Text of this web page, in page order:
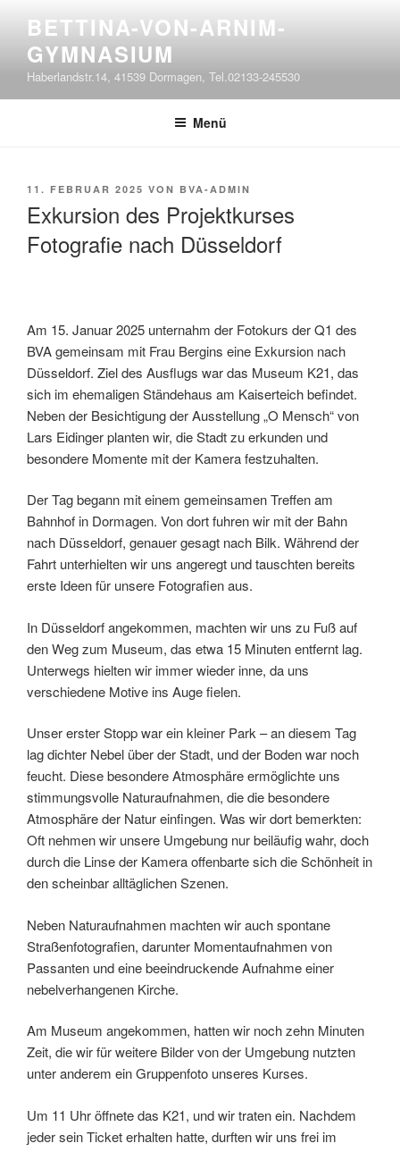
springen
BETTINA-VON-ARNIM-
GYMNASIUM
Haberlandstr.14, 41539 Dormagen, Tel.02133-245530
Menü
VERÖFFENTLICHT
11. FEBRUAR 2025 VON BVA-ADMIN
Exkursion des Projektkurses
Fotografie nach Düsseldorf
Am 15. Januar 2025 unternahm der Fotokurs der Q1 des
BVA gemeinsam mit Frau Bergins eine Exkursion nach
Düsseldorf. Ziel des Ausﬂugs war das Museum K21, das
sich im ehemaligen Ständehaus am Kaiserteich beﬁndet.
Neben der Besichtigung der Ausstellung „O Mensch“ von
Lars Eidinger planten wir, die Stadt zu erkunden und
besondere Momente mit der Kamera festzuhalten.
Der Tag begann mit einem gemeinsamen Treffen am
Bahnhof in Dormagen. Von dort fuhren wir mit der Bahn
nach Düsseldorf, genauer gesagt nach Bilk. Während der
Fahrt unterhielten wir uns angeregt und tauschten bereits
erste Ideen für unsere Fotograﬁen aus.
In Düsseldorf angekommen, machten wir uns zu Fuß auf
den Weg zum Museum, das etwa 15 Minuten entfernt lag.
Unterwegs hielten wir immer wieder inne, da uns
verschiedene Motive ins Auge ﬁelen.
Unser erster Stopp war ein kleiner Park – an diesem Tag
lag dichter Nebel über der Stadt, und der Boden war noch
feucht. Diese besondere Atmosphäre ermöglichte uns
stimmungsvolle Naturaufnahmen, die die besondere
Atmosphäre der Natur einﬁngen. Was wir dort bemerkten:
Oft nehmen wir unsere Umgebung nur beiläuﬁg wahr, doch
durch die Linse der Kamera offenbarte sich die Schönheit in
den scheinbar alltäglichen Szenen.
Neben Naturaufnahmen machten wir auch spontane
Straßenfotograﬁen, darunter Momentaufnahmen von
Passanten und eine beeindruckende Aufnahme einer
nebelverhangenen Kirche.
Am Museum angekommen, hatten wir noch zehn Minuten
Zeit, die wir für weitere Bilder von der Umgebung nutzten
unter anderem ein Gruppenfoto unseres Kurses.
Um 11 Uhr öffnete das K21, und wir traten ein. Nachdem
jeder sein Ticket erhalten hatte, durften wir uns frei im